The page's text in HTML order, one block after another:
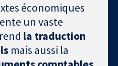
économiques
un vaste
la traduction
mais aussi la